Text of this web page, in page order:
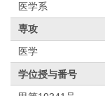
医学系
専攻
医学
学位授与番号